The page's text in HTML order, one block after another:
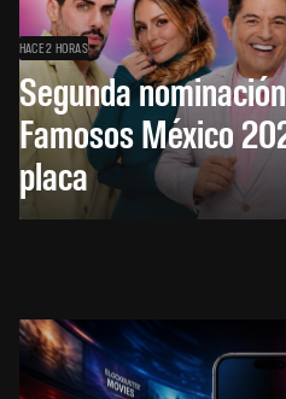
HACE 2 HORAS
Segunda
Famosos México
placa